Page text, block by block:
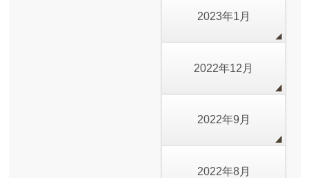
2023年1月
2022年12月
2022年9月
2022年8月